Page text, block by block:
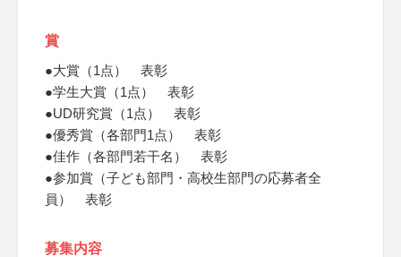
賞
●大賞（1点） 表彰
●学生大賞（1点） 表彰
●UD研究賞（1点） 表彰
●優秀賞（各部門1点） 表彰
●佳作（各部門若干名） 表彰
●参加賞（子ども部門・高校生部門の応募者全
員） 表彰
募集内容